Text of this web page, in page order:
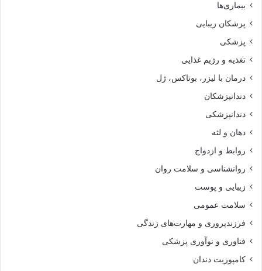
بیماری‌ها
پزشکان زیبایی
پزشکی
تغذیه و رژیم غذایی
درمان با لیزر، بوتاکس، ژل
دندانپزشکان
دندانپزشکی
دهان و لثه
روابط و ازدواج
روانشناسی و سلامت روان
زیبایی و پوست
سلامت عمومی
فرزندپروری و مهارت‌های زندگی
فناوری و نوآوری پزشکی
کامپوزیت دندان